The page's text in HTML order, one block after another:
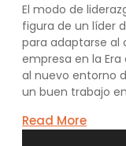
El modo de
figura de un líder
para adaptarse al
empresa en la
al nuevo entorno
un buen trabajo
Read More